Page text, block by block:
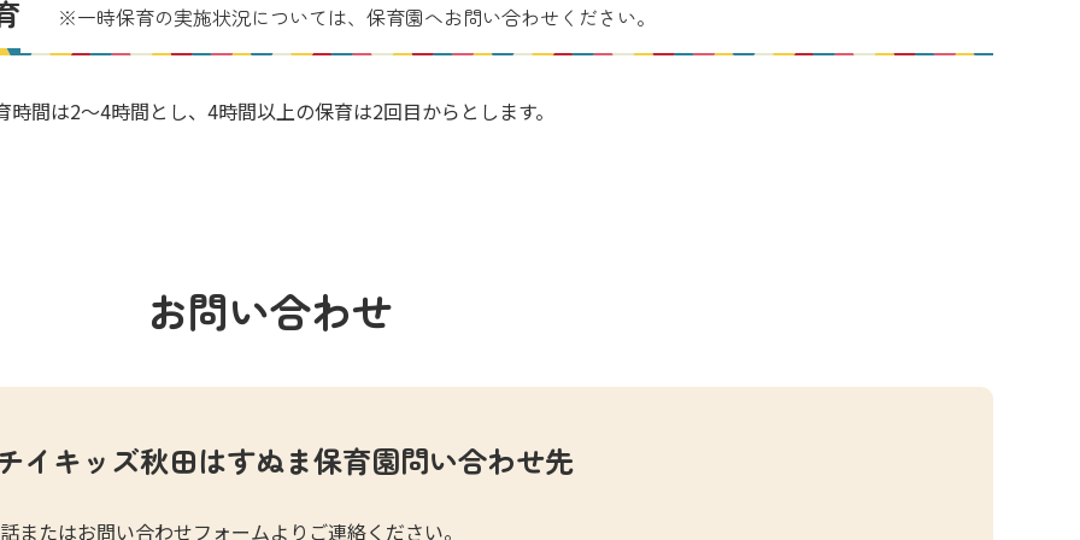
※一時保育の実施状況については、 保育園へお問い合わせください。
時間は2～4時間とし、4時間以上の保育は2回目からとします。
お問い合わせ
イキッズ秋田はすぬま保育園問い合わせ先
たはお問い合わせフォームよりご連絡ください。